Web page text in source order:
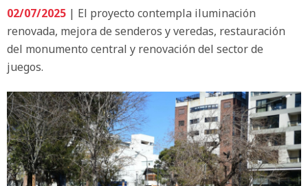
02/07/2025 | El proyecto contempla iluminación
renovada, mejora de senderos y veredas, restauración
del monumento central y renovación del sector de
juegos.